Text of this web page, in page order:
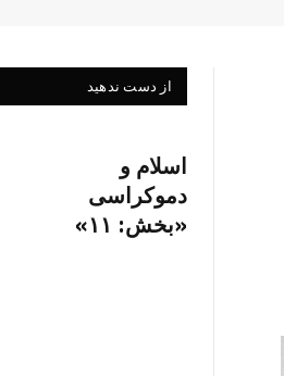
از دست ندهید
اسلام و
دموکراسی
«بخش: ۱۱»